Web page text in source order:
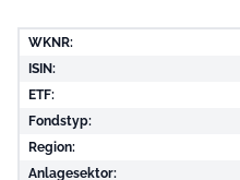
WKNR:
ISIN:
ETF:
Fondstyp:
Region:
Anlagesektor: